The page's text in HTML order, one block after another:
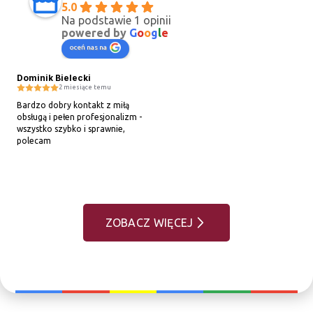
5.0
Na podstawie 1 opinii
powered by Google
oceń nas na
Dominik Bielecki
2 miesiące temu
Bardzo dobry kontakt z miłą
obsługą i pełen profesjonalizm -
wszystko szybko i sprawnie,
polecam
ZOBACZ WIĘCEJ